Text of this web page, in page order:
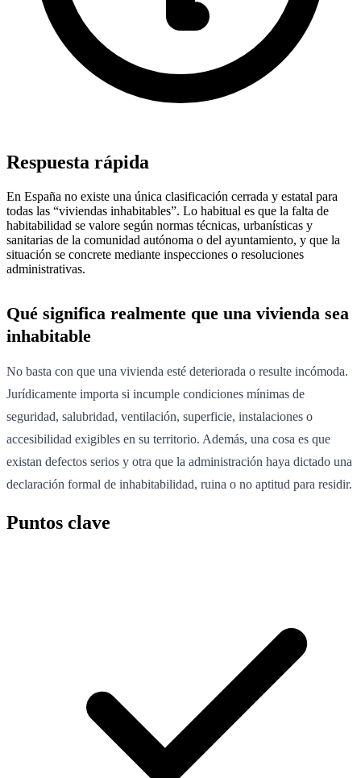
Respuesta rápida
En España no existe una única clasificación cerrada y estatal para
todas las “viviendas inhabitables”. Lo habitual es que la falta de
habitabilidad se valore según normas técnicas, urbanísticas y
sanitarias de la comunidad autónoma o del ayuntamiento, y que la
situación se concrete mediante inspecciones o resoluciones
administrativas.
Qué significa realmente que una vivienda sea
inhabitable
No basta con que una vivienda esté deteriorada o resulte incómoda.
Jurídicamente importa si incumple condiciones mínimas de
seguridad, salubridad, ventilación, superficie, instalaciones o
accesibilidad exigibles en su territorio. Además, una cosa es que
existan defectos serios y otra que la administración haya dictado una
declaración formal de inhabitabilidad, ruina o no aptitud para residir.
Puntos clave